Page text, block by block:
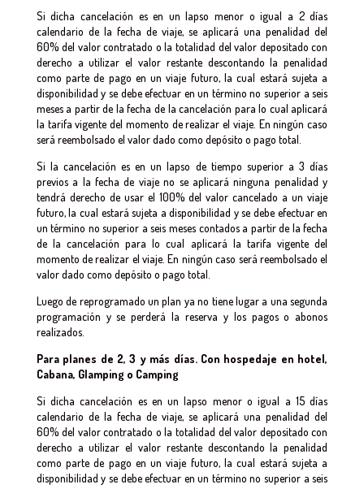
Si dicha cancelación es en un lapso menor o igual a 2 días
calendario de la fecha de viaje, se aplicará una penalidad del
60% del valor contratado o la totalidad del valor depositado con
derecho a utilizar el valor restante descontando la penalidad
como parte de pago en un viaje futuro, la cual estará sujeta a
disponibilidad y se debe efectuar en un término no superior a seis
meses a partir de la fecha de la cancelación para lo cual aplicará
la tarifa vigente del momento de realizar el viaje. En ningún caso
será reembolsado el valor dado como depósito o pago total.
Si la cancelación es en un lapso de tiempo superior a 3 días
previos a la fecha de viaje no se aplicará ninguna penalidad y
tendrá derecho de usar el 100% del valor cancelado a un viaje
futuro, la cual estará sujeta a disponibilidad y se debe efectuar en
un término no superior a seis meses contados a partir de la fecha
de la cancelación para lo cual aplicará la tarifa vigente del
momento de realizar el viaje. En ningún caso será reembolsado el
valor dado como depósito o pago total.
Luego de reprogramado un plan ya no tiene lugar a una segunda
programación y se perderá la reserva y los pagos o abonos
realizados.
Para planes de 2, 3 y más días. Con hospedaje en hotel,
Cabana, Glamping o Camping
Si dicha cancelación es en un lapso menor o igual a 15 días
calendario de la fecha de viaje, se aplicará una penalidad del
60% del valor contratado o la totalidad del valor depositado con
derecho a utilizar el valor restante descontando la penalidad
como parte de pago en un viaje futuro, la cual estará sujeta a
disponibilidad y se debe efectuar en un término no superior a seis